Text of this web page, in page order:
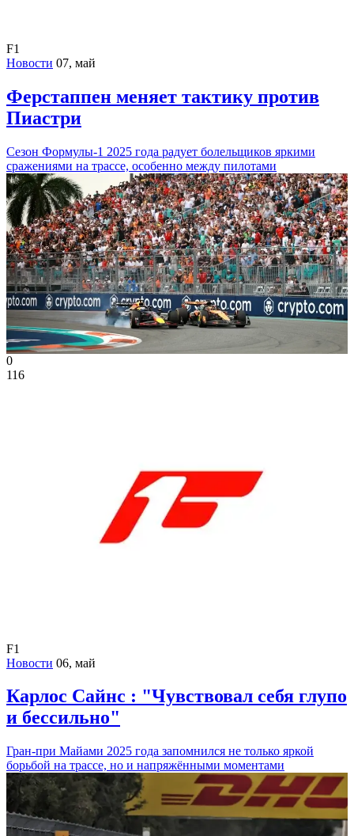
F1
Новости 07, май
Ферстаппен меняет тактику против
Пиастри
Сезон Формулы-1 2025 года радует болельщиков яркими
сражениями на трассе, особенно между пилотами
0
116
F1
Новости 06, май
Карлос Сайнс : "Чувствовал себя глупо
и бессильно"
Гран-при Майами 2025 года запомнился не только яркой
борьбой на трассе, но и напряжёнными моментами